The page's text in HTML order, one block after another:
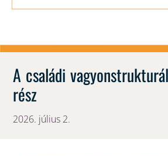
A családi
rész
2026. július 2.